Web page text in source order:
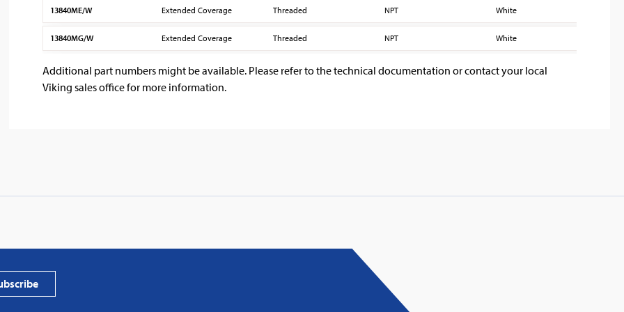
13840ME/W Extended Coverage Threaded NPT White
13840MG/W Extended Coverage Threaded NPT White
Additional part numbers might be available. Please refer to the technical documentation or contact your local
Viking sales office for more information.
PVProtect: Innovative fire protection for roofs with